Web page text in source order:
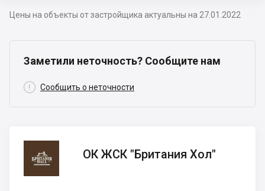
Цены на объекты от застройщика актуальны на 27.01.2022
Заметили неточность? Сообщите нам
 Сообщить о неточности
ЖСК
"Британия
ОК ЖСК "Британия Хол"